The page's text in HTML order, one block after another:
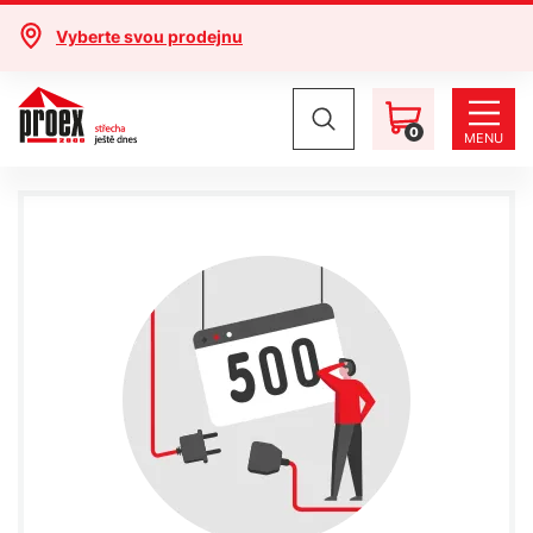
Vyberte svou prodejnu
0 MENU